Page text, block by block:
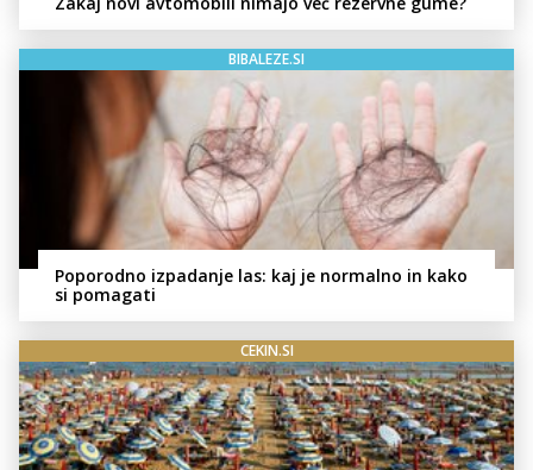
BIBALEZE.SI
Poporodno izpadanje las: kaj je normalno in kako
si pomagati
CEKIN.SI